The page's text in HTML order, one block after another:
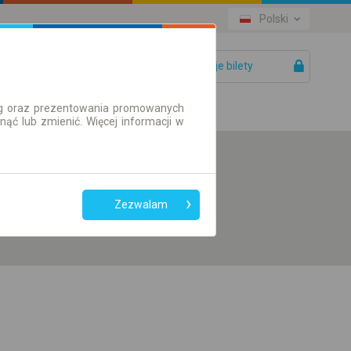
Polski
Twoje bilety
przesiadek
Tylko bilet online
oraz prezentowania promowanych
lub zmienić. Więcej informacji w
Zezwalam